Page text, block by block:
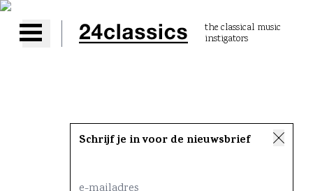
Open main menu
the classical music
instigators
Schrijf je in voor de nieuwsbrief